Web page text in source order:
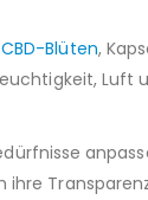
CBD-Blüten,